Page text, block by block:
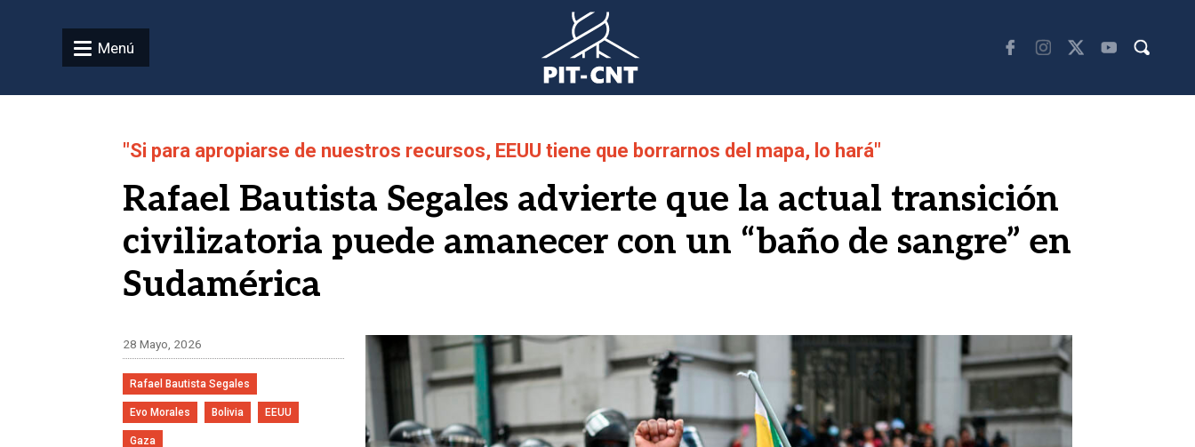
Menú
"Si para apropiarse de nuestros recursos, EEUU tiene que borrarnos del mapa, lo hará"
Rafael Bautista Segales advierte que la actual transición
civilizatoria puede amanecer con un “baño de sangre” en
Sudamérica
28 Mayo, 2026
Rafael Bautista Segales
Evo Morales Bolivia EEUU
Gaza
Imagen